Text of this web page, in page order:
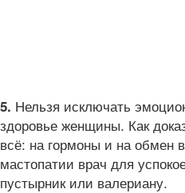
5. Нельзя исключать
здоровье женщины. Как
всё: на гормоны и на обмен
мастопатии врач для
пустырник или валериану.